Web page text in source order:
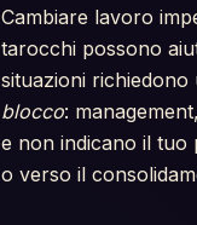
Cambiare lavoro
tarocchi possono
situazioni richiedono
blocco:
e non indicano il tuo
o verso il